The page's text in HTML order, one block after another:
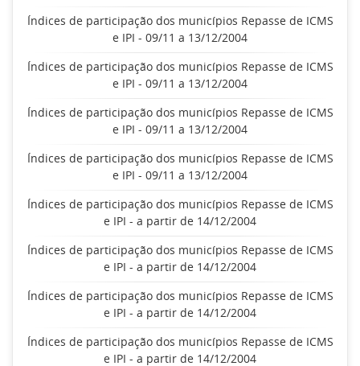
Índices de participação dos municípios Repasse de ICMS
e IPI - 09/11 a 13/12/2004
Índices de participação dos municípios Repasse de ICMS
e IPI - 09/11 a 13/12/2004
Índices de participação dos municípios Repasse de ICMS
e IPI - 09/11 a 13/12/2004
Índices de participação dos municípios Repasse de ICMS
e IPI - 09/11 a 13/12/2004
Índices de participação dos municípios Repasse de ICMS
e IPI - a partir de 14/12/2004
Índices de participação dos municípios Repasse de ICMS
e IPI - a partir de 14/12/2004
Índices de participação dos municípios Repasse de ICMS
e IPI - a partir de 14/12/2004
Índices de participação dos municípios Repasse de ICMS
e IPI - a partir de 14/12/2004